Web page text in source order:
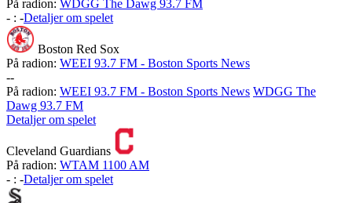
På radion: WDGG The Dawg 93.7 FM
- : -Detaljer om spelet
Boston Red Sox
På radion: WEEI 93.7 FM - Boston Sports News
--
På radion: WEEI 93.7 FM - Boston Sports News WDGG The
Dawg 93.7 FM
Detaljer om spelet
Cleveland Guardians
På radion: WTAM 1100 AM
- : -Detaljer om spelet